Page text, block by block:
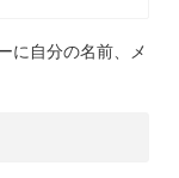
に自分の名前、メ